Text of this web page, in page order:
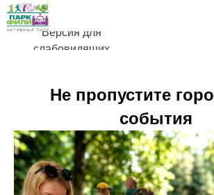
Версия для
слабовидящих
Не пропустите
события